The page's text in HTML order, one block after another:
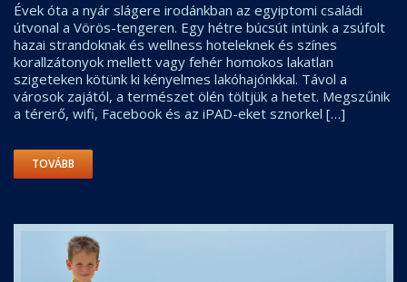
Évek óta a nyár slágere irodánkban az egyiptomi családi
útvonal a Vörös-tengeren. Egy hétre búcsút intünk a zsúfolt
hazai strandoknak és wellness hoteleknek és színes
korallzátonyok mellett vagy fehér homokos lakatlan
szigeteken kötünk ki kényelmes lakóhajónkkal. Távol a
városok zajától, a természet ölén töltjük a hetet. Megszűnik
a térerő, wifi, Facebook és az iPAD-eket sznorkel […]
TOVÁBB